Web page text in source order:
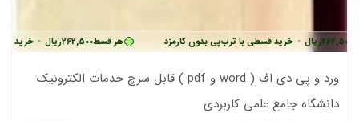
هر قسط262,500ریال • خرید 262,500ریال • خرید قسطی با ترب‌پی بدون کارمزد
ورد و پی دی اف ( word و pdf ) قابل سرچ خدمات الکترونیک
دانشگاه جامع علمی کاربردی